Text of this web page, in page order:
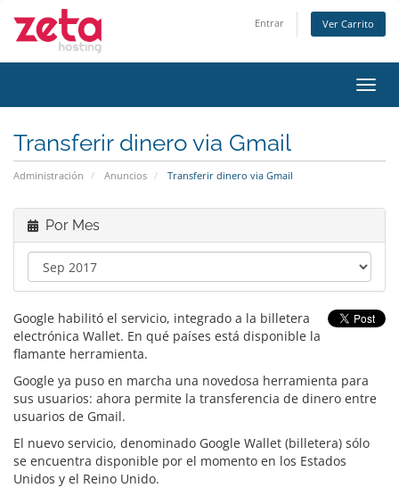
Entrar Ver Carrito
Transferir dinero via Gmail
Administración Anuncios Transferir dinero via Gmail
Por Mes
Google habilitó el servicio, integrado a la billetera
electrónica Wallet. En qué países está disponible la
flamante herramienta.
Google ya puso en marcha una novedosa herramienta para
sus usuarios: ahora permite la transferencia de dinero entre
usuarios de Gmail.
El nuevo servicio, denominado Google Wallet (billetera) sólo
se encuentra disponible por el momento en los Estados
Unidos y el Reino Unido.